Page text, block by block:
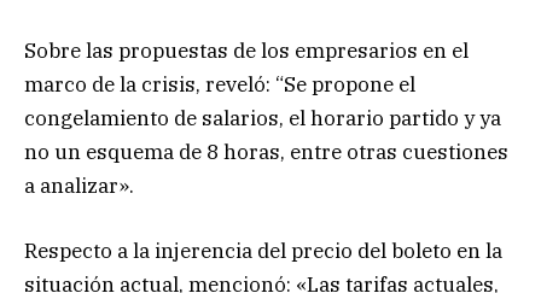
Sobre las propuestas de los empresarios en el
marco de la crisis, reveló: “Se propone el
congelamiento de salarios, el horario partido y ya
no un esquema de 8 horas, entre otras cuestiones
a analizar».
Respecto a la injerencia del precio del boleto en la
situación actual, mencionó: «Las tarifas actuales,